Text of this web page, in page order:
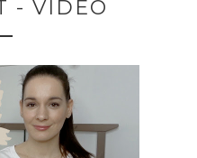
- VIDEÓ